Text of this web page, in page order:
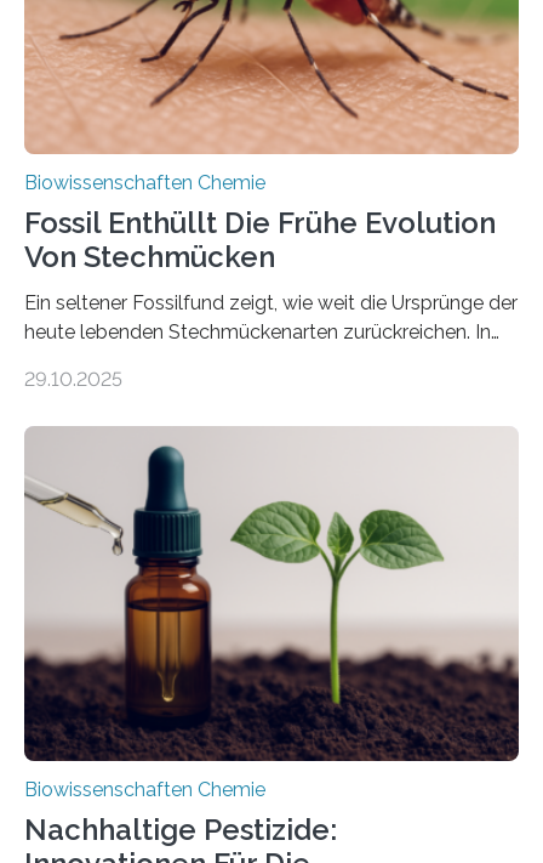
mit scheibenförmiger Gestalt. Was auffällig ist: Die
nächsten…
Biowissenschaften Chemie
Fossil Enthüllt Die Frühe Evolution
Von Stechmücken
Ein seltener Fossilfund zeigt, wie weit die Ursprünge der
heute lebenden Stechmückenarten zurückreichen. In
Forschende die bisher älteste bekannte Stechmücken-
Region Kachin in Myanmar und hat sich in
ausgezeichnetem Zustand erhalten. Es konnte als neue
Art einer neuen Gattung beschrieben werden und trägt
nun den Namen Cretosabethes primaevus. Dieser erste
fossile Nachweis einer Stechmückenlarve in Bernstein
stellt gleichzeitig den ersten Fossilfund einer
Mückenlarve aus dem Mesozoikum dar, denn…
29.10.2025
Biowissenschaften Chemie
Nachhaltige Pestizide: